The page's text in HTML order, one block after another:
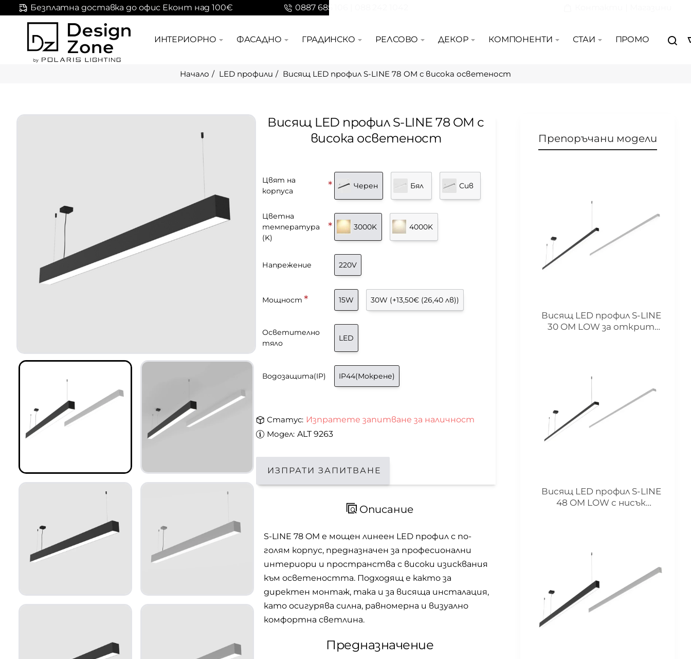
Безплатна доставка до офис Еконт над 100€ 0887 685 106 | 088 242 1042
ИНТЕРИОРНО ФАСАДНО ГРАДИНСКО РЕЛСОВО ДЕКОР КОМПОНЕНТИ СТАИ ПРОМО
LED профили Висящ LED профил S-LINE 78 OM с висока осветеност
Висящ LED профил S-LINE 78 OM с
висока осветеност
Статус: Изпратете запитване за наличност
Модел: ALT 9263
Цвят на
корпуса
Черен Бял Сив
Цветна
температура
(K)
3000K 4000K
Напрежение 220V
Мощност 15W 30W (+13,50€ (26,40 лв))
Осветително
тяло
LED
Водозащита(IP) IP44(Мокрене)
ИЗПРАТИ ЗАПИТВАНЕ
Описание
S-LINE 78 OM е мощен линеен LED профил с по-
голям корпус, предназначен за професионални
интериори и пространства с високи изисквания
към осветеността. Подходящ е както за
директен монтаж, така и за висяща инсталация,
като осигурява силна, равномерна и визуално
комфортна светлина.
Предназначение
Препоръчани модели
Висящ LED профил S-LINE
30 OM LOW за открит
Висящ LED профил S-LINE
48 OM LOW с нисък